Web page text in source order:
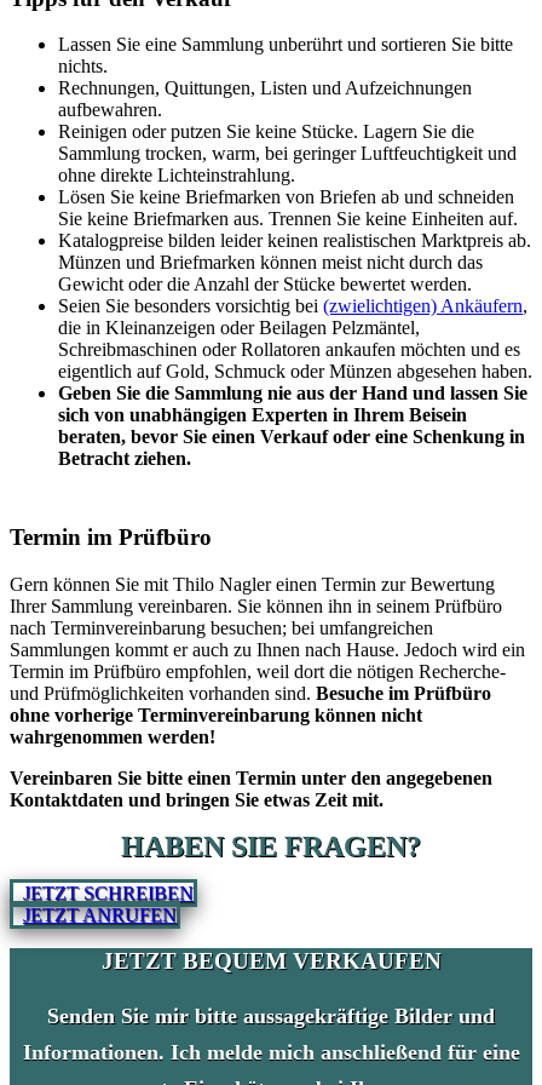
Lassen Sie eine Sammlung unberührt und sortieren Sie bitte
nichts.
Rechnungen, Quittungen, Listen und Aufzeichnungen
aufbewahren.
Reinigen oder putzen Sie keine Stücke. Lagern Sie die
Sammlung trocken, warm, bei geringer Luftfeuchtigkeit und
ohne direkte Lichteinstrahlung.
Lösen Sie keine Briefmarken von Briefen ab und schneiden
Sie keine Briefmarken aus. Trennen Sie keine Einheiten auf.
Katalogpreise bilden leider keinen realistischen Marktpreis ab.
Münzen und Briefmarken können meist nicht durch das
Gewicht oder die Anzahl der Stücke bewertet werden.
Seien Sie besonders vorsichtig bei (zwielichtigen) Ankäufern,
die in Kleinanzeigen oder Beilagen Pelzmäntel,
Schreibmaschinen oder Rollatoren ankaufen möchten und es
eigentlich auf Gold, Schmuck oder Münzen abgesehen haben.
Geben Sie die Sammlung nie aus der Hand und lassen Sie
sich von unabhängigen Experten in Ihrem Beisein
beraten, bevor Sie einen Verkauf oder eine Schenkung in
Betracht ziehen.
Termin im Prüfbüro
Gern können Sie mit Thilo Nagler einen Termin zur Bewertung
Ihrer Sammlung vereinbaren. Sie können ihn in seinem Prüfbüro
nach Terminvereinbarung besuchen; bei umfangreichen
Sammlungen kommt er auch zu Ihnen nach Hause. Jedoch wird ein
Termin im Prüfbüro empfohlen, weil dort die nötigen Recherche-
und Prüfmöglichkeiten vorhanden sind. Besuche im Prüfbüro
ohne vorherige Terminvereinbarung können nicht
wahrgenommen werden!
Vereinbaren Sie bitte einen Termin unter den angegebenen
Kontaktdaten und bringen Sie etwas Zeit mit.
HABEN SIE FRAGEN?
JETZT SCHREIBEN
JETZT ANRUFEN
JETZT BEQUEM VERKAUFEN
Senden Sie mir bitte aussagekräftige Bilder und
Informationen. Ich melde mich anschließend für eine